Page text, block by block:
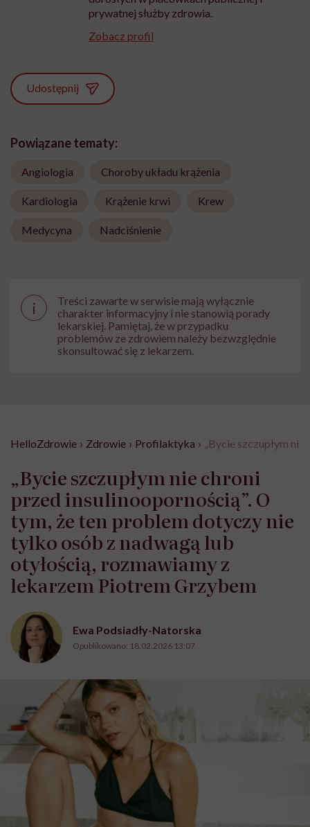
prywatnej służby zdrowia.
Zobacz profil
Udostępnij
Powiązane tematy:
Angiologia Choroby układu krążenia
Kardiologia Krążenie krwi Krew
Medycyna Nadciśnienie
i
Treści zawarte w serwisie mają wyłącznie
charakter informacyjny i nie stanowią porady
lekarskiej. Pamiętaj, że w przypadku
problemów ze zdrowiem należy bezwzględnie
skonsultować się z lekarzem.
HelloZdrowie › Zdrowie › Profilaktyka › „Bycie szczupłym
„Bycie szczupłym nie chroni
przed insulinoopornością”. O
tym, że ten problem dotyczy nie
tylko osób z nadwagą lub
otyłością, rozmawiamy z
lekarzem Piotrem Grzybem
Ewa Podsiadły-Natorska
Opublikowano: 18.02.2026 13:07